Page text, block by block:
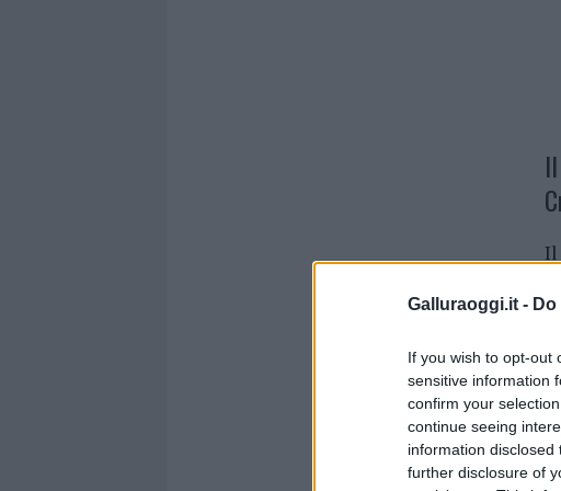
Galluraoggi.it -
If you wish to opt-out
sensitive information
confirm your
continue seeing
information
further disclosure of
Il